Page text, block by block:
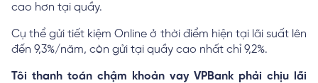
cao hơn tại quầy.
Cụ thể gửi tiết kiệm Online ở thời điểm hiện tại lãi suất lên
đến 9,3%/năm, còn gửi tại quầy cao nhất chỉ 9,2%.
Tôi thanh toán chậm khoản vay VPBank phải chịu lãi